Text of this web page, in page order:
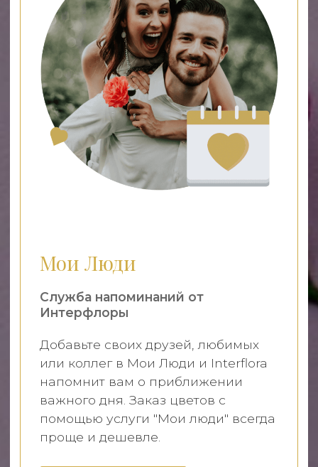
Мои Люди
Служба напоминаний от
Интерфлоры
Добавьте своих друзей, любимых
или коллег в Мои Люди и Interflora
напомнит вам о приближении
важного дня. Заказ цветов с
помощью услуги "Мои люди" всегда
проще и дешевле.